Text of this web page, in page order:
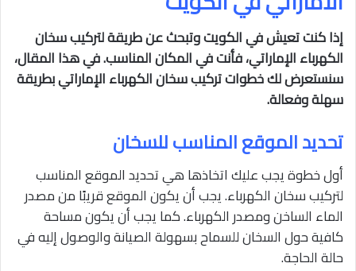
إذا كنت تعيش في الكويت وتبحث عن طريقة لتركيب سخان
الكهرباء الإماراتي، فأنت في المكان المناسب. في هذا المقال،
سنستعرض لك خطوات تركيب سخان الكهرباء الإماراتي بطريقة
سهلة وفعالة.
تحديد الموقع المناسب للسخان
أول خطوة يجب عليك اتخاذها هي تحديد الموقع المناسب
لتركيب سخان الكهرباء. يجب أن يكون الموقع قريبًا من مصدر
الماء الساخن ومصدر الكهرباء. كما يجب أن يكون مساحة
كافية حول السخان للسماح بسهولة الصيانة والوصول إليه في
حالة الحاجة.